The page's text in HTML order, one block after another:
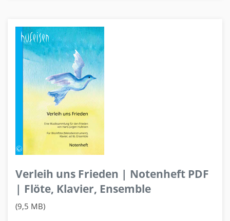
Verleih uns Frieden | Notenheft PDF
| Flöte, Klavier, Ensemble
(9,5 MB)